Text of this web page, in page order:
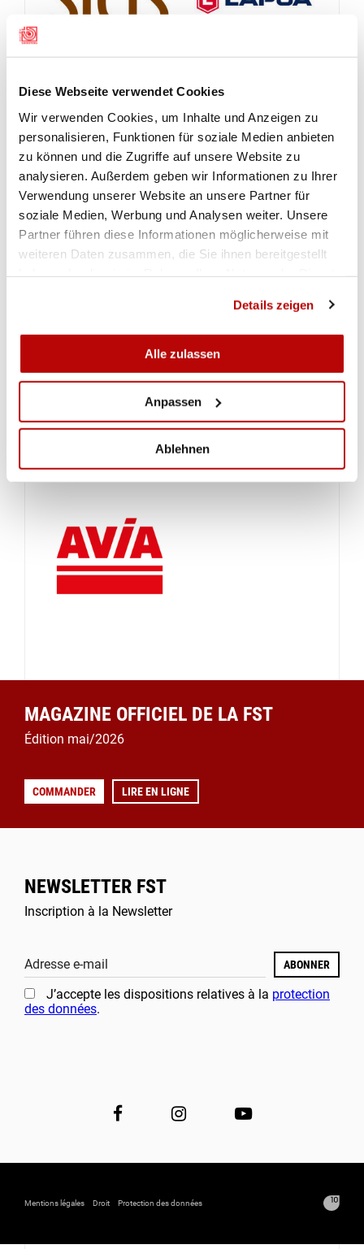
Diese Webseite verwendet Cookies
Wir verwenden Cookies, um Inhalte und Anzeigen zu
personalisieren, Funktionen für soziale Medien anbieten
zu können und die Zugriffe auf unsere Website zu
analysieren. Außerdem geben wir Informationen zu Ihrer
Verwendung unserer Website an unsere Partner für
soziale Medien, Werbung und Analysen weiter. Unsere
Partner führen diese Informationen möglicherweise mit
weiteren Daten zusammen, die Sie ihnen bereitgestellt
Details zeigen
Alle zulassen
Anpassen
Ablehnen
MAGAZINE OFFICIEL DE LA FST
Édition mai/2026
COMMANDER LIRE EN LIGNE
NEWSLETTER FST
Inscription à la Newsletter
Adresse e-mail ABONNER
J’accepte les dispositions relatives à la protection
des données.
Mentions légales Droit Protection des données